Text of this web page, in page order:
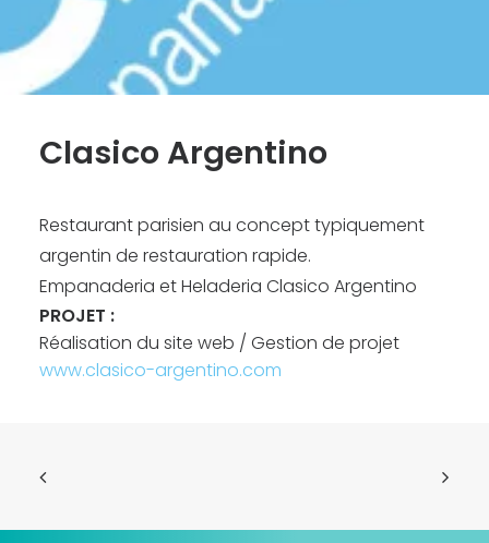
Clasico Argentino
Restaurant parisien au concept typiquement
argentin de restauration rapide.
Empanaderia et Heladeria Clasico Argentino
PROJET :
Réalisation du site web / Gestion de projet
www.clasico-argentino.com